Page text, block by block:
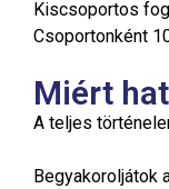
Kiscsoportos
Csoportonként
Miért
A teljes
Begyakoroljátok